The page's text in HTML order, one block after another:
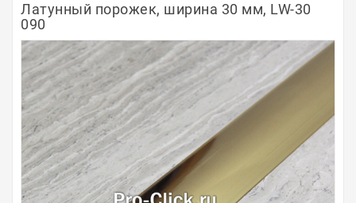
Полосы из металла
Плинтуса
Профили для стекла и SPC
Обводы для труб
Алюминиевые профили
Крепёж и крепления
Латунный порожек, ширина 30 мм, LW-30
090